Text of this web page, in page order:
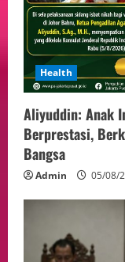
Health
Aliyuddin: Anak
Berprestasi,
Bangsa
Admin 05/08/